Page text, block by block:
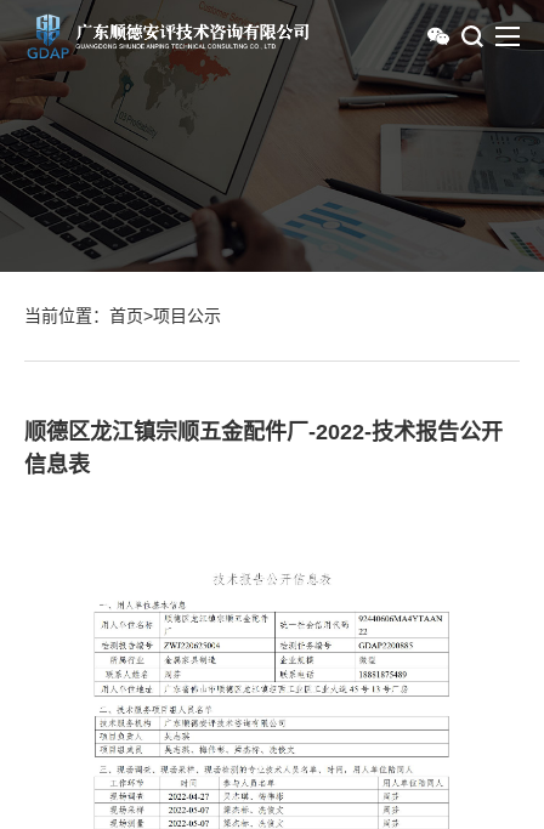
当前位置： 首页>项目公示
顺德区龙江镇宗顺五金配件厂-2022-技术报告公开
信息表